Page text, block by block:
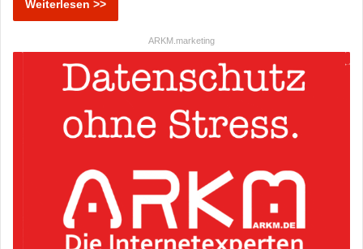
Weiterlesen >>
ARKM.marketing